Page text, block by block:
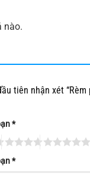
nào.
tiên nhận xét “Rèm
*
*